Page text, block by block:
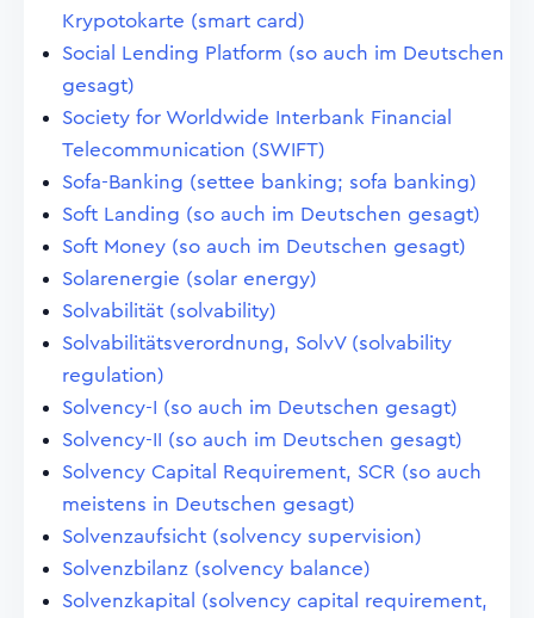
Krypotokarte (smart card)
Social Lending Platform (so auch im Deutschen
gesagt)
Society for Worldwide Interbank Financial
Telecommunication (SWIFT)
Sofa-Banking (settee banking; sofa banking)
Soft Landing (so auch im Deutschen gesagt)
Soft Money (so auch im Deutschen gesagt)
Solarenergie (solar energy)
Solvabilität (solvability)
Solvabilitätsverordnung, SolvV (solvability
regulation)
Solvency-I (so auch im Deutschen gesagt)
Solvency-II (so auch im Deutschen gesagt)
Solvency Capital Requirement, SCR (so auch
meistens in Deutschen gesagt)
Solvenzaufsicht (solvency supervision)
Solvenzbilanz (solvency balance)
Solvenzkapital (solvency capital requirement,